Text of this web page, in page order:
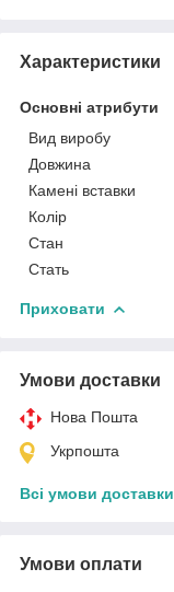
Характеристики
Основні атрибути
Вид виробу
Довжина
Камені вставки
Колір
Стан
Стать
Приховати
Умови доставки
Нова Пошта
Укрпошта
Всі умови доставки
Умови оплати